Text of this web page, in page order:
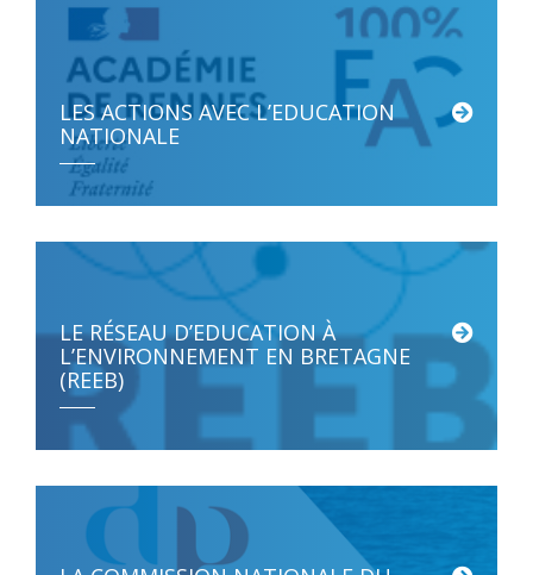
LES ACTIONS AVEC L’EDUCATION
NATIONALE
LE RÉSEAU D’EDUCATION À
L’ENVIRONNEMENT EN BRETAGNE
(REEB)